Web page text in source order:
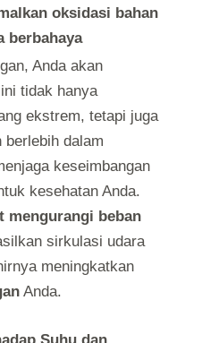
oksidasi bahan
berbahaya
Anda akan
tidak hanya
ekstrem, tetapi juga
berlebih dalam
keseimbangan
kesehatan Anda.
mengurangi beban
sirkulasi udara
meningkatkan
Anda.
Suhu dan